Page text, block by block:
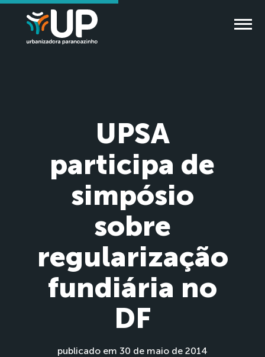
UPSA
participa de
simpósio
sobre
regularização
fundiária no
DF
publicado em 30 de maio de 2014